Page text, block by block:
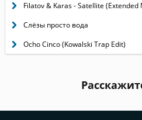
Filatov & Karas - Satellite (Extended
Слёзы просто вода
Ocho Cinco (Kowalski Trap Edit)